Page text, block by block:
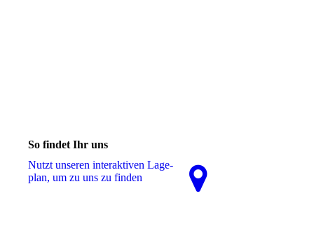
So findet Ihr uns
Nutzt unseren interaktiven La­ge­
plan, um zu uns zu finden